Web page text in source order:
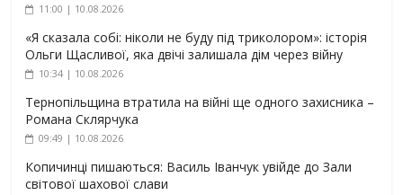
11:00 | 10.08.2026
«Я сказала собі: ніколи не буду під триколором»: історія
Ольги Щасливої, яка двічі залишала дім через війну
10:34 | 10.08.2026
Тернопільщина втратила на війні ще одного захисника –
Романа Склярчука
09:49 | 10.08.2026
Копичинці пишаються: Василь Іванчук увійде до Зали
світової шахової слави